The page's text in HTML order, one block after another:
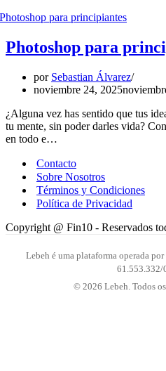
Photoshop para
por Sebastian Álvarez
noviembre 24, 2025
¿Alguna vez has sentido que tus
tu mente, sin poder darles vida?
en todo e…
Contacto
Sobre Nosotros
Términos y Condiciones
Política de Privacidad
Copyright @ Fin10 - Reservados
Lebeh é uma plataforma operada
61.553.332/
© 2026 Lebeh. Todos